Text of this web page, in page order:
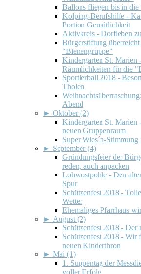
Ballons fliegen bis in die
Kolping-Berufshilfe -
Portion Gemütlichkeit
Aktivkreis - Dorfleben
Bürgerstiftung
"Bienengruppe"
Kindergarten St. Marien
Räumlichkeiten für die
Sportlerball 2018 -
Tholen
Abend
► Oktober (2)
Kindergarten St. Marien
neuen Gruppenraum
Super Wies´n-
► September (4)
Gründungsfeier der
reden, auch anpacken
Lohwostpohle - Den
Spur
Schützenfest 2018 -
Wetter
Ehemaliges Pfarrhaus
► August (2)
Schützenfest 2018 - Der
Schützenfest 2018 - Wir
neuen Kinderthron
► Mai (1)
1. Suppentag der
voller Erfolg